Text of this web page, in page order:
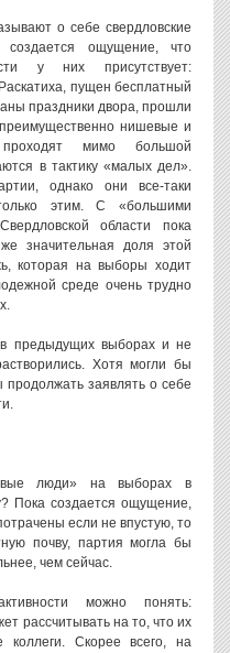
о себе свердловские
ощущение, что
у них присутствует:
пущен бесплатный
праздники двора, прошли
нишевые и
мимо большой
в тактику «малых дел».
однако они все-таки
этим. С «большими
области пока
значительная доля этой
которая на выборы ходит
среде очень трудно
в предыдущих выборах и не
Хотя могли бы
продолжать заявлять о себе
люди» на выборах в
Пока создается ощущение,
если не впустую, то
почву, партия могла бы
чем сейчас.
можно понять:
рассчитывать на то, что их
Скорее всего, на